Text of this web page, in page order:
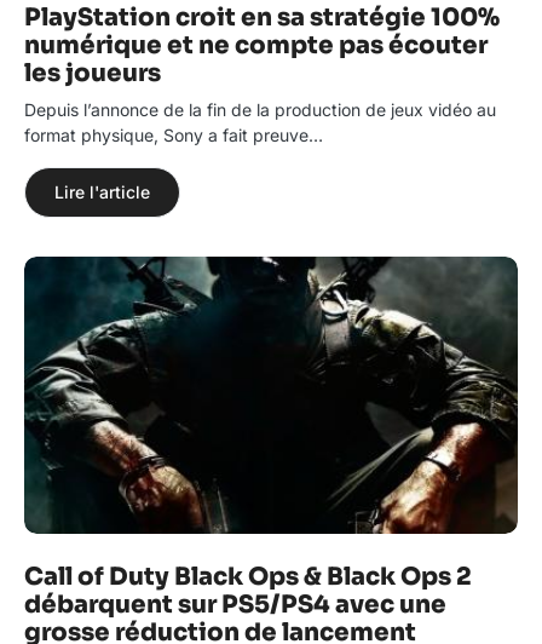
PlayStation croit en sa stratégie 100%
numérique et ne compte pas écouter
les joueurs
Depuis l’annonce de la fin de la production de jeux vidéo au
format physique, Sony a fait preuve…
Lire l'article
Call of Duty Black Ops & Black Ops 2
débarquent sur PS5/PS4 avec une
grosse réduction de lancement